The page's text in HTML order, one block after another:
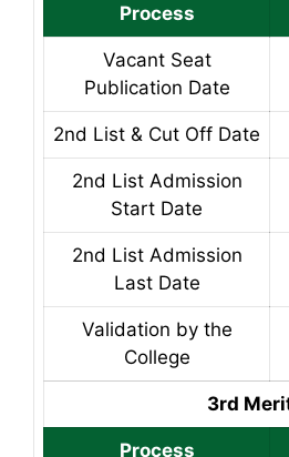
Process
Vacant Seat
Publication Date
2nd List & Cut Off Date
2nd List Admission
Start Date
2nd List Admission
Last Date
Validation by the
College
3rd
Process